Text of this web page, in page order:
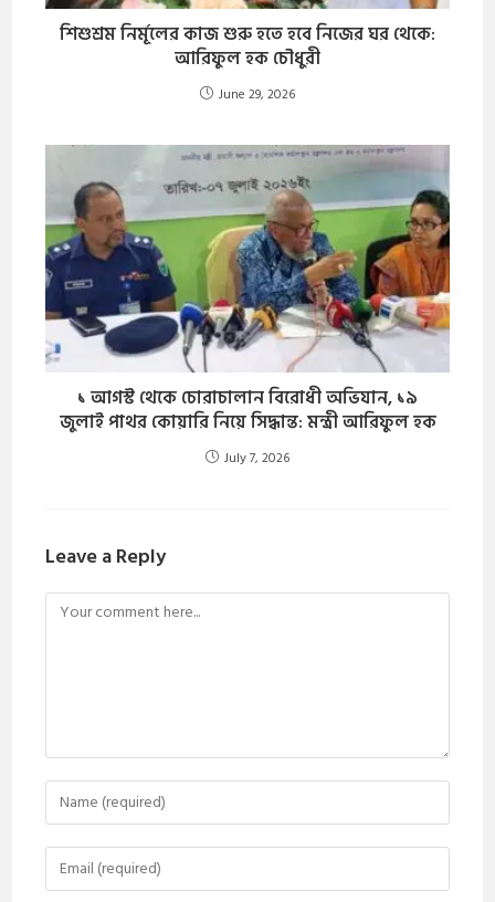
​শিশুশ্রম নির্মূলের কাজ শুরু হতে হবে নিজের ঘর থেকে:
আরিফুল হক চৌধুরী
June 29, 2026
১ আগস্ট থেকে চোরাচালান বিরোধী অভিযান, ১৯
জুলাই পাথর কোয়ারি নিয়ে সিদ্ধান্ত: মন্ত্রী আরিফুল হক
July 7, 2026
Leave a Reply